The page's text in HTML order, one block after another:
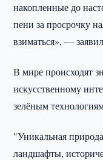
накопленные до
пени за просрочку
взиматься», —
В мире происходят
искусственному
зелёным
"Уникальная
ландшафты,